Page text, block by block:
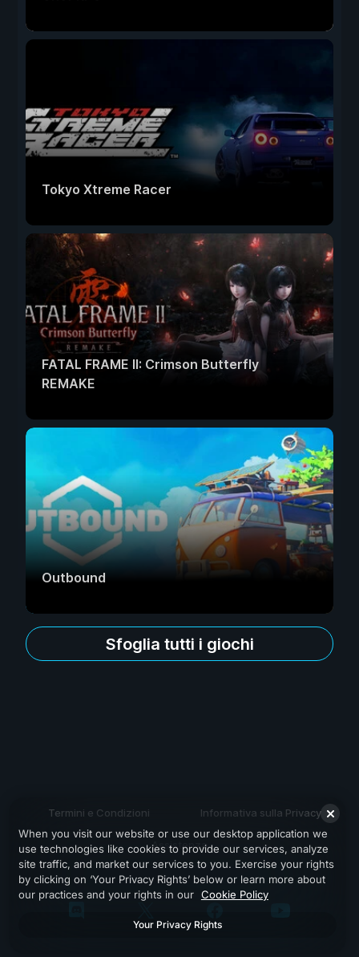
Tokyo Xtreme Racer
FATAL FRAME II: Crimson Butterfly
REMAKE
Outbound
Sfoglia tutti i giochi
Termini e Condizioni Informativa sulla Privacy
Assistenza
When you visit our website or use our desktop application we
use technologies like cookies to provide our services, analyze
site traffic, and market our services to you. Exercise your rights
by clicking on ‘Your Privacy Rights’ below or learn more about
our practices and your rights in our Cookie Policy
Your Privacy Rights